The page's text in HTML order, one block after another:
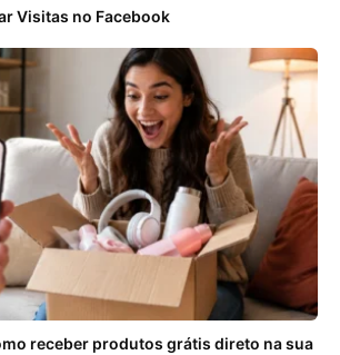
Visitas no Facebook
receber produtos grátis direto na sua